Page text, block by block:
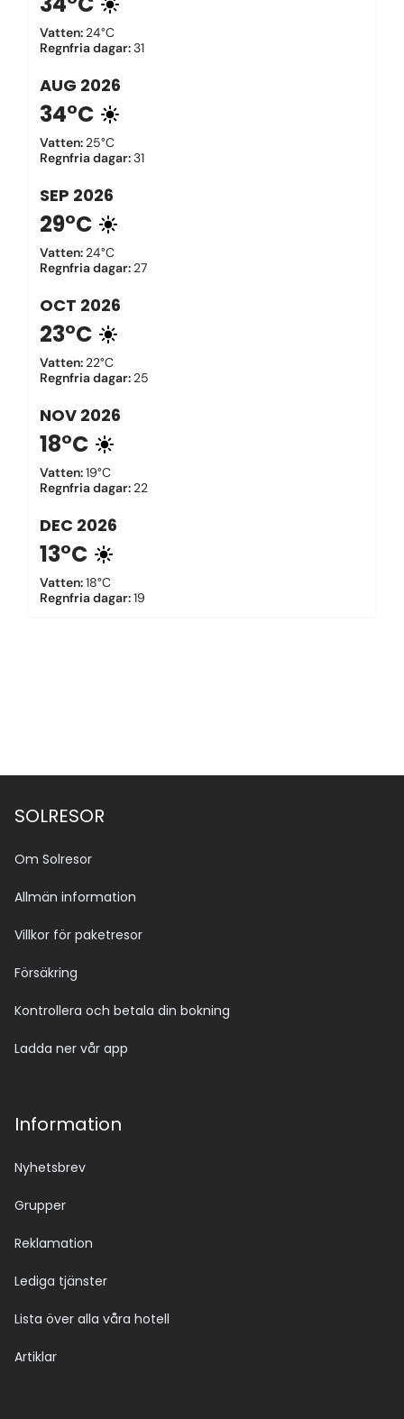
Vatten: 24°C
Regnfria dagar:31
AUG 2026
34°C
Vatten: 25°C
Regnfria dagar:31
SEP 2026
29°C
Vatten: 24°C
Regnfria dagar: 27
OCT 2026
23°C
Vatten: 22°C
Regnfria dagar: 25
NOV 2026
18°C
Vatten:19°C
Regnfria dagar: 22
DEC 2026
13°C
Vatten:18°C
Regnfria dagar:19
SOLRESOR
Om Solresor
Allmän information
Villkor för paketresor
Försäkring
Kontrollera och betala din bokning
Ladda ner vår app
Information
Nyhetsbrev
Grupper
Reklamation
Lediga tjänster
Lista över alla våra hotell
Artiklar